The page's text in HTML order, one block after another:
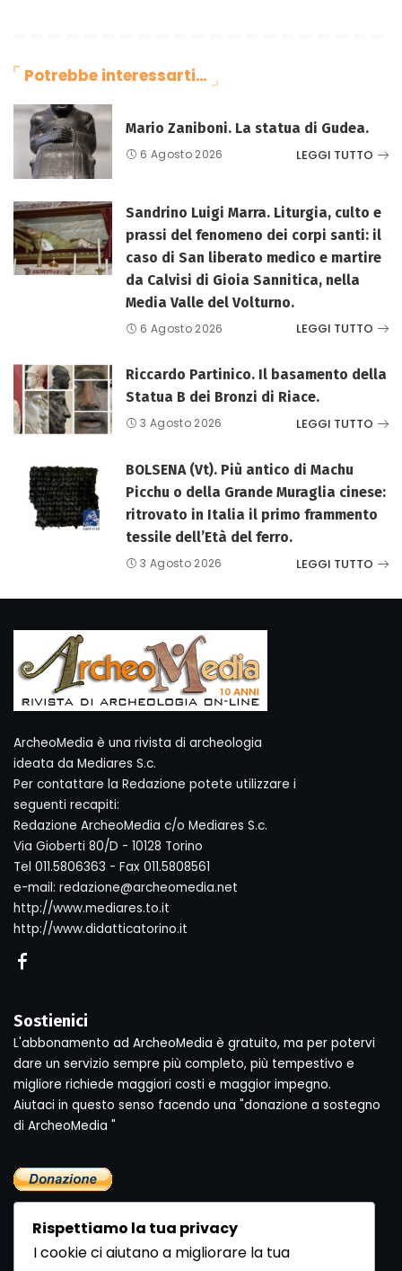
Potrebbe interessarti…
Mario Zaniboni. La statua di Gudea.
6 Agosto 2026 LEGGI TUTTO
Sandrino Luigi Marra. Liturgia, culto e
prassi del fenomeno dei corpi santi: il
caso di San liberato medico e martire
da Calvisi di Gioia Sannitica, nella
Media Valle del Volturno.
6 Agosto 2026 LEGGI TUTTO
Riccardo Partinico. Il basamento della
Statua B dei Bronzi di Riace.
3 Agosto 2026 LEGGI TUTTO
BOLSENA (Vt). Più antico di Machu
Picchu o della Grande Muraglia cinese:
ritrovato in Italia il primo frammento
tessile dell’Età del ferro.
3 Agosto 2026 LEGGI TUTTO
ArcheoMedia è una rivista di archeologia
ideata da Mediares S.c.
Per contattare la Redazione potete utilizzare i
seguenti recapiti:
Redazione ArcheoMedia c/o Mediares S.c.
Via Gioberti 80/D - 10128 Torino
Tel 011.5806363 - Fax 011.5808561
e-mail: redazione@archeomedia.net
http://www.mediares.to.it
http://www.didatticatorino.it
Sostienici
L'abbonamento ad ArcheoMedia è gratuito, ma per potervi
dare un servizio sempre più completo, più tempestivo e
migliore richiede maggiori costi e maggior impegno.
Aiutaci in questo senso facendo una "donazione a sostegno
di ArcheoMedia "
Rispettiamo la tua privacy
I cookie ci aiutano a migliorare la tua